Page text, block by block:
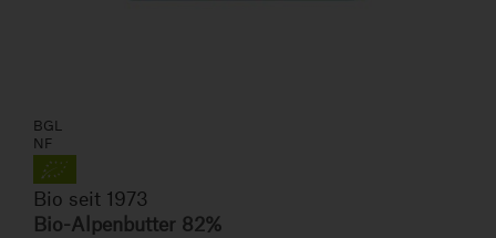
BGL
NF
Bio seit 1973
Bio-Alpenbutter 82%